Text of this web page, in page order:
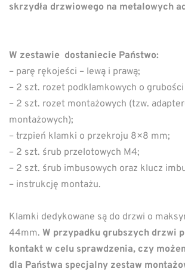
skrzydła drzwiowego na metalowych
W zestawie dostaniecie Państwo:
– parę rękojeści – lewą i prawą;
– 2 szt. rozet podklamkowych o grubości
– 2 szt. rozet montażowych (tzw.
montażowych);
– trzpień klamki o przekroju 8×8 mm;
– 2 szt. śrub przelotowych M4;
– 2 szt. śrub imbusowych oraz klucz
– instrukcję montażu.
Klamki dedykowane są do drzwi o
44mm. W przypadku grubszych drzwi
kontakt w celu sprawdzenia, czy
dla Państwa specjalny zestaw